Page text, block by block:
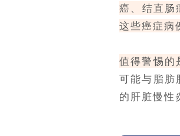
癌、结直肠
这些癌症病
值得警惕的
可能与脂肪
的肝脏慢性